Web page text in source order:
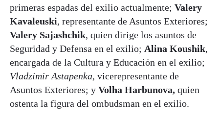
primeras espadas del exilio actualmente; Valery
Kavaleuski, representante de Asuntos Exteriores;
Valery Sajashchik, quien dirige los asuntos de
Seguridad y Defensa en el exilio; Alina Koushik,
encargada de la Cultura y Educación en el exilio;
Vladzimir Astapenka, vicerepresentante de
Asuntos Exteriores; y Volha Harbunova, quien
ostenta la figura del ombudsman en el exilio.